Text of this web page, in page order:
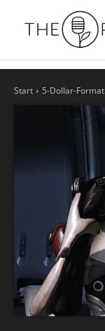
Start 5-Dollar-Format